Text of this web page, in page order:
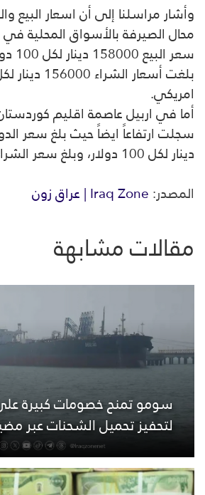
وأشار مراسلنا إلى أن اسعار
محال الصيرفة بالأسواق المحلية
امريكي.
أما في اربيل عاصمة اقليم
دينار لكل 100 دولار، وبلغ سعر الشراء 156100 دينار.
المصدر:Iraq Zone | عراق زون
مقالات مشابهة
سومو تمنح خصومات كبيرة
لتحفيز تحميل الشحنات عبر